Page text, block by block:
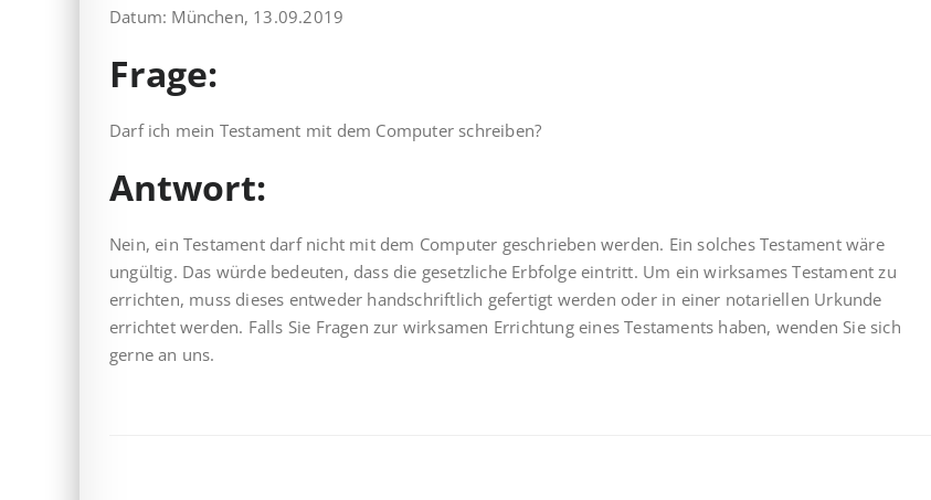
Datum: München, 13.09.2019
Frage:
Darf ich mein Testament mit dem Computer schreiben?
Antwort:
Nein, ein Testament darf nicht mit dem Computer geschrieben werden. Ein solches Testament wäre
ungültig. Das würde bedeuten, dass die gesetzliche Erbfolge eintritt. Um ein wirksames Testament zu
errichten, muss dieses entweder handschriftlich gefertigt werden oder in einer notariellen Urkunde
errichtet werden. Falls Sie Fragen zur wirksamen Errichtung eines Testaments haben, wenden Sie sich
gerne an uns.